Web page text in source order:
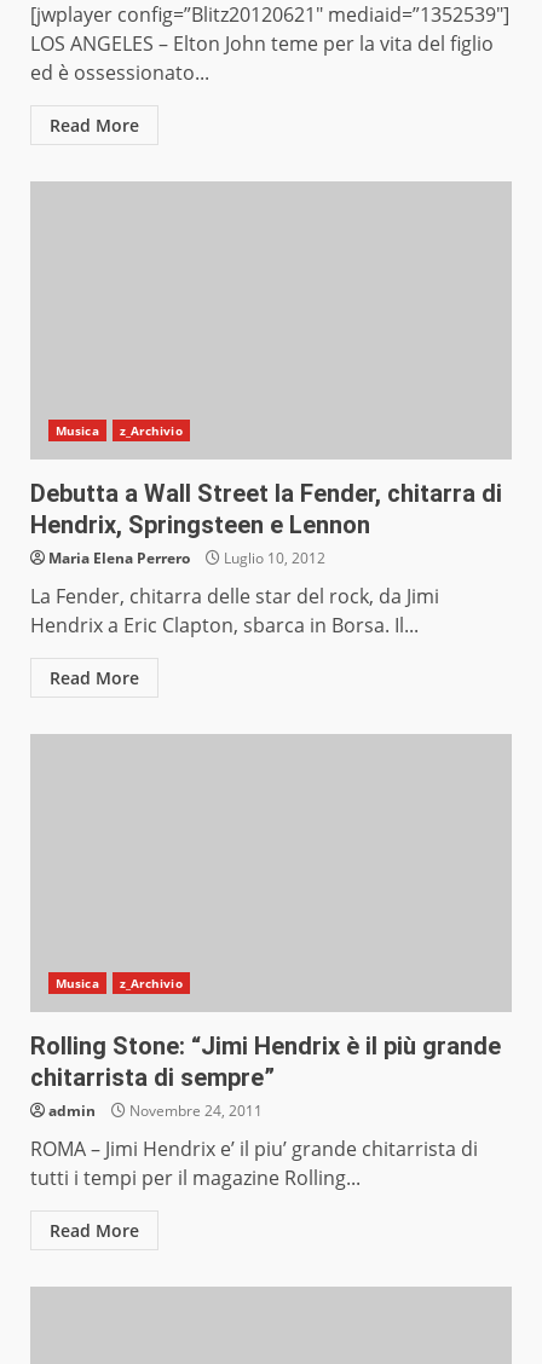
[jwplayer config=”Blitz20120621″ mediaid=”1352539″]
LOS ANGELES – Elton John teme per la vita del figlio
ed è ossessionato...
Read More
Musica z_Archivio
Debutta a Wall Street la Fender, chitarra di
Hendrix, Springsteen e Lennon
Maria Elena Perrero Luglio 10, 2012
La Fender, chitarra delle star del rock, da Jimi
Hendrix a Eric Clapton, sbarca in Borsa. Il...
Read More
Musica z_Archivio
Rolling Stone: “Jimi Hendrix è il più grande
chitarrista di sempre”
admin Novembre 24, 2011
ROMA – Jimi Hendrix e’ il piu’ grande chitarrista di
tutti i tempi per il magazine Rolling...
Read More